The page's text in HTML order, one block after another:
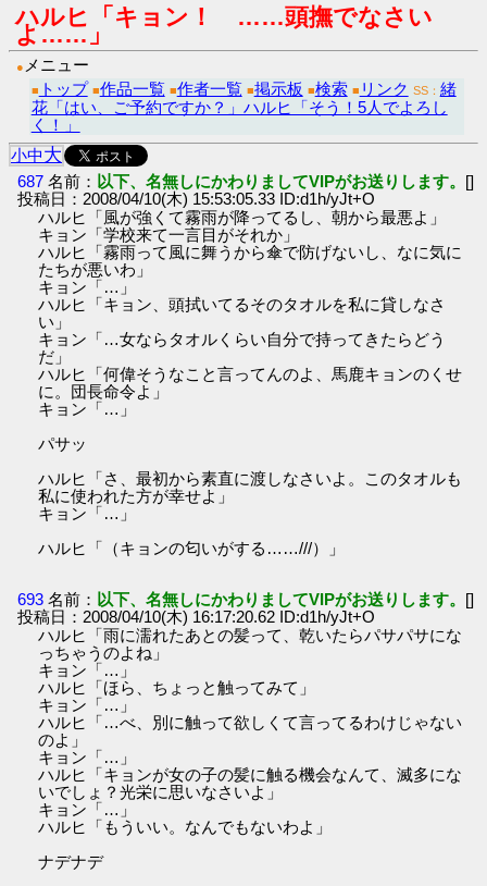
ハルヒ「キョン！ ……頭撫でなさい
よ……」
● メニュー
■ トップ ■作品一覧 ■作者一覧 ■掲示板 ■検索 ■ リンク SS： 緒
花「はい、ご予約ですか？」ハルヒ「そう！5人でよろし
く！」
小中大
687 名前： 以下、名無しにかわりましてVIPがお送りします。 []
投稿日：2008/04/10(木) 15:53:05.33 ID:d1h/yJt+O
ハルヒ「風が強くて霧雨が降ってるし、朝から最悪よ」
キョン「学校来て一言目がそれか」
ハルヒ「霧雨って風に舞うから傘で防げないし、なに気に
たちが悪いわ」
キョン「…」
ハルヒ「キョン、頭拭いてるそのタオルを私に貸しなさ
い」
キョン「…女ならタオルくらい自分で持ってきたらどう
だ」
ハルヒ「何偉そうなこと言ってんのよ、馬鹿キョンのくせ
に。団長命令よ」
キョン「…」
パサッ
ハルヒ「さ、最初から素直に渡しなさいよ。このタオルも
私に使われた方が幸せよ」
キョン「…」
ハルヒ「（キョンの匂いがする……///）」
693 名前： 以下、名無しにかわりましてVIPがお送りします。 []
投稿日：2008/04/10(木) 16:17:20.62 ID:d1h/yJt+O
ハルヒ「雨に濡れたあとの髪って、乾いたらパサパサにな
っちゃうのよね」
キョン「…」
ハルヒ「ほら、ちょっと触ってみて」
キョン「…」
ハルヒ「…べ、別に触って欲しくて言ってるわけじゃない
のよ」
キョン「…」
ハルヒ「キョンが女の子の髪に触る機会なんて、滅多にな
いでしょ？光栄に思いなさいよ」
キョン「…」
ハルヒ「もういい。なんでもないわよ」
ナデナデ